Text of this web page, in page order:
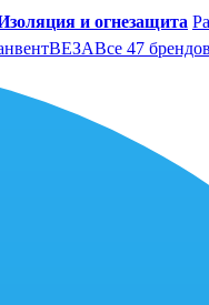
и огнезащита
ВЕЗАВсе 47